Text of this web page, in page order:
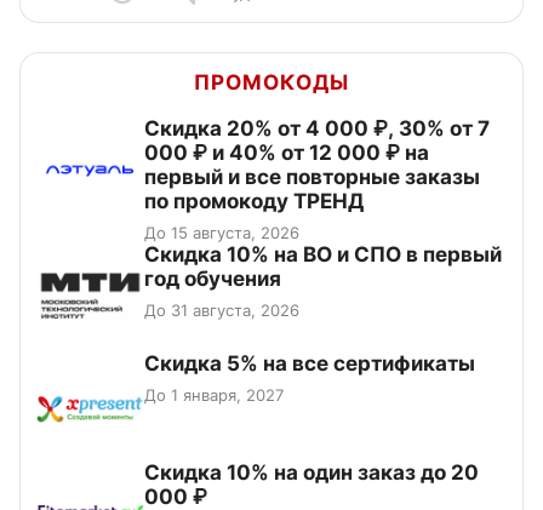
ПРОМОКОДЫ
Скидка 20% от 4 000 ₽, 30% от 7
000 ₽ и 40% от 12 000 ₽ на
первый и все повторные заказы
по промокоду ТРЕНД
До 15 августа, 2026
Скидка 10% на ВО и СПО в первый
год обучения
До 31 августа, 2026
Скидка 5% на все сертификаты
До 1 января, 2027
Скидка 10% на один заказ до 20
000 ₽